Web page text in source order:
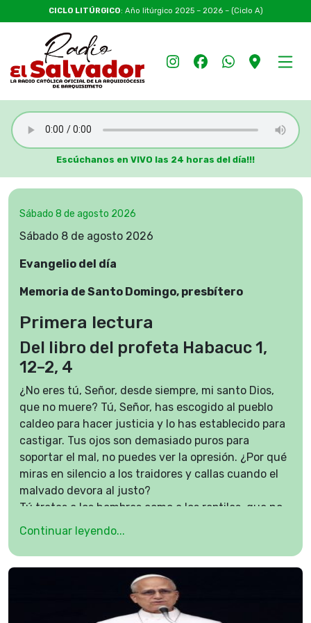
CICLO LITÚRGICO: Año litúrgico 2025 – 2026 – (Ciclo A)
Escúchanos en VIVO las 24 horas del día!!!
Sábado 8 de agosto 2026
Sábado 8 de agosto 2026
Evangelio del día
Memoria de Santo Domingo, presbítero
Primera lectura
Del libro del profeta Habacuc 1,
12–2, 4
¿No eres tú, Señor, desde siempre, mi santo Dios,
que no muere? Tú, Señor, has escogido al pueblo
caldeo para hacer justicia y lo has establecido para
castigar. Tus ojos son demasiado puros para
soportar el mal, no puedes ver la opresión. ¿Por qué
miras en silencio a los traidores y callas cuando el
malvado devora al justo?
Tú tratas a los hombres como a los reptiles, que no
tienen dueño, como a los peces del mar: el pueblo
caldeo los pesca con anzuelo, los atrae a su red, los
va amontonando y luego ríe satisfecho. Después
ofrece sacrificios a su anzuelo e incienso a su red,
porque le dieron rica presa y comida sustanciosa.
¿Y vas a permitir que siga llenando sus redes y
Continuar leyendo...